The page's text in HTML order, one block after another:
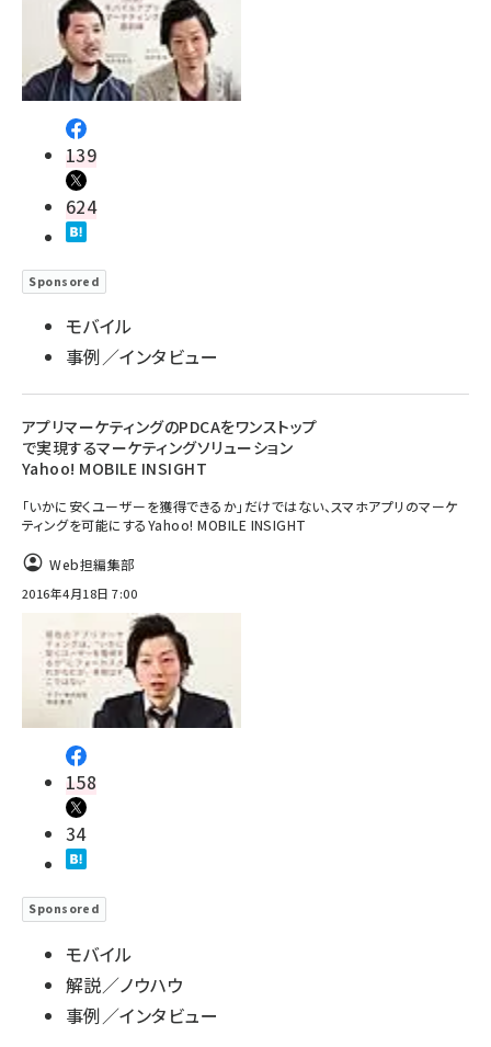
139
624
Sponsored
モバイル
事例／インタビュー
アプリマーケティングのPDCAをワンストップ
で実現するマーケティングソリューション
Yahoo! MOBILE INSIGHT
「いかに安くユーザーを獲得できるか」だけではない、スマホアプリのマーケ
ティングを可能にするYahoo! MOBILE INSIGHT
Web担編集部
2016年4月18日 7:00
158
34
Sponsored
モバイル
解説／ノウハウ
事例／インタビュー